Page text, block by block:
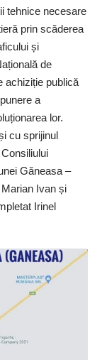
tehnice necesare
prin scăderea
și
de
achiziție publică
a
lor.
cu sprijinul
Găneasa –
Ivan și
Irinel